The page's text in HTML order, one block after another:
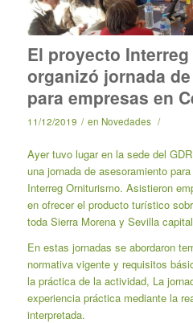
El proyecto
organizó jornada
para empresas en
11/12/2019 / en Novedades /
Ayer tuvo lugar en la sede del
una jornada de asesoramiento
Interreg Orniturismo. Asistieron
en ofrecer el producto turístico
toda Sierra Morena y Sevilla
En estas jornadas se abordaron
normativa vigente y requisitos
la práctica de la actividad, La
experiencia práctica mediante la
interpretada.